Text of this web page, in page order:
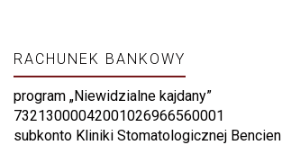
RACHUNEK BANKOWY
program „Niewidzialne kajdany”
73213000042001026966560001
subkonto Kliniki Stomatologicznej Bencien